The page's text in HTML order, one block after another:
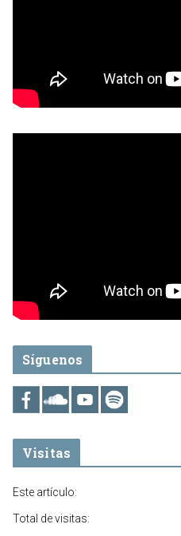
Síguenos
Visitas
Este artículo:
Total de visitas: